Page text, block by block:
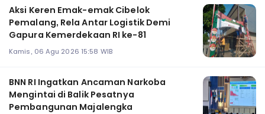
Aksi Keren Emak-emak Cibelok
Pemalang, Rela Antar Logistik Demi
Gapura Kemerdekaan RI ke-81
Kamis, 06 Agu 2026 15:58 WIB
BNN RI Ingatkan Ancaman Narkoba
Mengintai di Balik Pesatnya
Pembangunan Majalengka